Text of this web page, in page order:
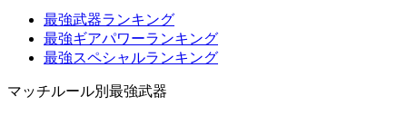
最強武器ランキング
最強ギアパワーランキング
最強スペシャルランキング
マッチルール別最強武器